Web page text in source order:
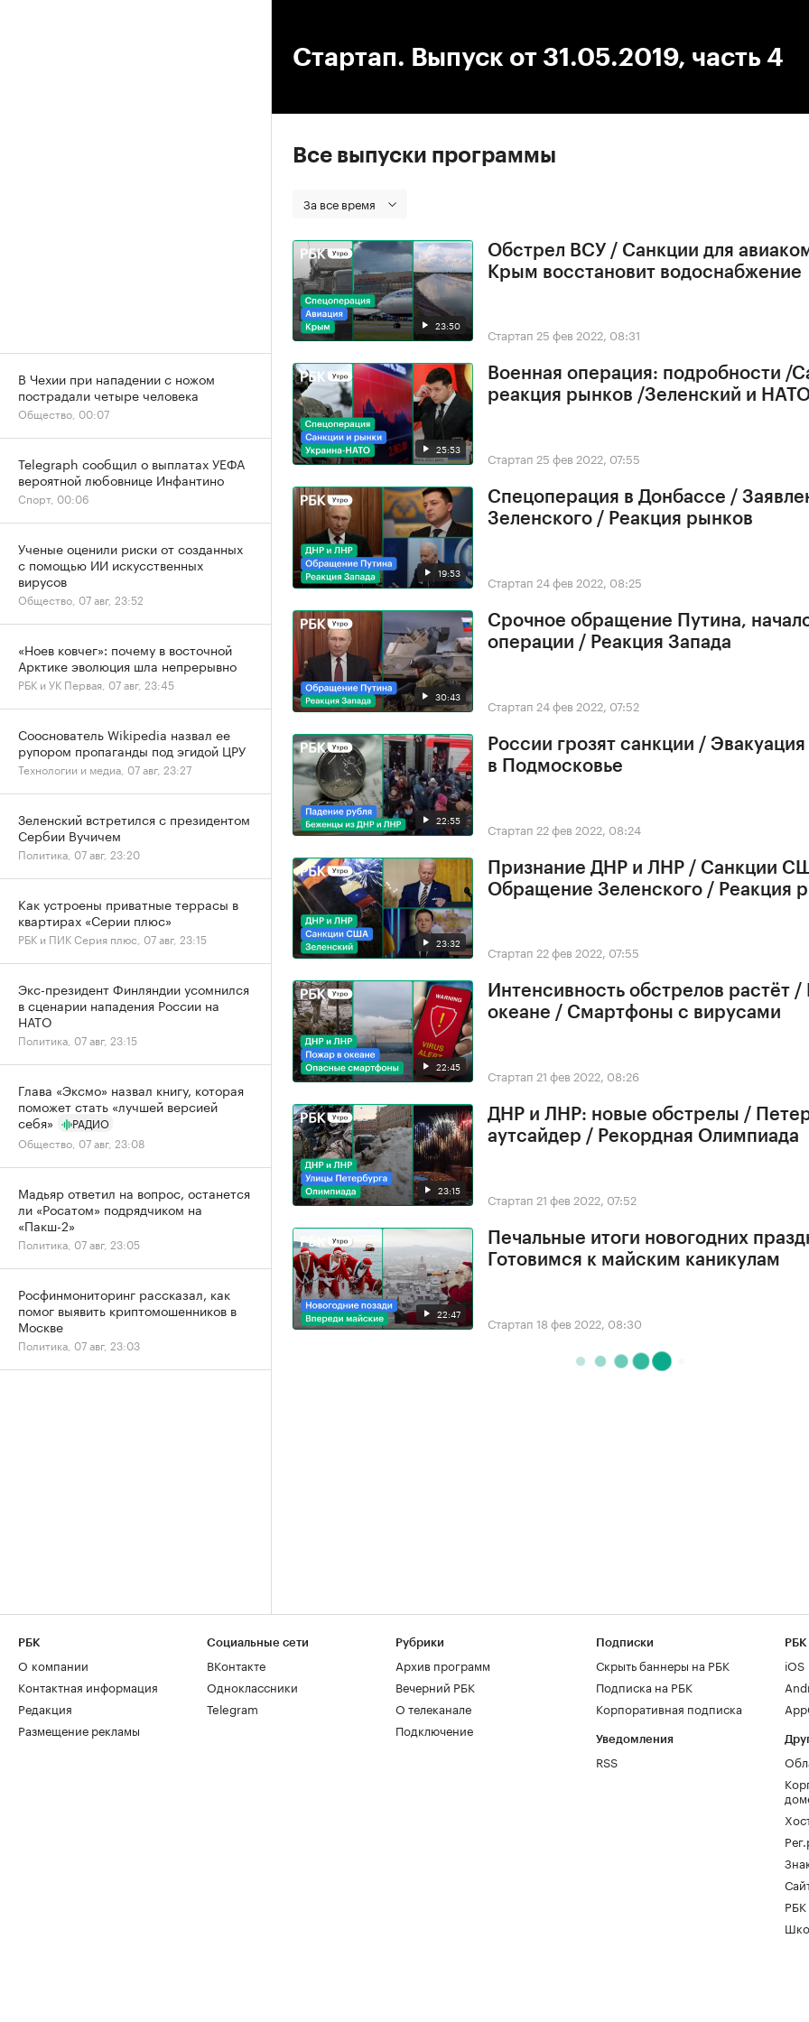
Стартап. Выпуск от 31.05.2019, часть 4
Все выпуски программы
За все время
23:50
Обстрел ВСУ / Санкции для
Крым восстановит водоснабжение
Стартап 25 фев 2022, 08:31
25:53
Военная операция: подробности /
реакция рынков /Зеленский и
Стартап 25 фев 2022, 07:55
19:53
Спецоперация в Донбассе /
Зеленского / Реакция рынков
Стартап 24 фев 2022, 08:25
30:43
Срочное обращение Путина,
операции / Реакция Запада
Стартап 24 фев 2022, 07:52
22:55
России грозят санкции /
в Подмосковье
Стартап 22 фев 2022, 08:24
23:32
Признание ДНР и ЛНР / Санкции
Обращение Зеленского / Реакция
Стартап 22 фев 2022, 07:55
22:45
Интенсивность обстрелов растёт
океане / Смартфоны с вирусами
Стартап 21 фев 2022, 08:26
23:15
ДНР и ЛНР: новые обстрелы /
аутсайдер / Рекордная Олимпиада
Стартап 21 фев 2022, 07:52
22:47
Печальные итоги новогодних
Готовимся к майским каникулам
Стартап 18 фев 2022, 08:30
В Чехии при нападении с ножом
пострадали четыре человека
Общество, 00:07
Telegraph сообщил о выплатах УЕФА
вероятной любовнице Инфантино
Спорт, 00:06
Ученые оценили риски от созданных
с помощью ИИ искусственных
вирусов
Общество, 07 авг, 23:52
«Ноев ковчег»: почему в восточной
Арктике эволюция шла непрерывно
РБК и УК Первая, 07 авг, 23:45
Сооснователь Wikipedia назвал ее
рупором пропаганды под эгидой ЦРУ
Технологии и медиа, 07 авг, 23:27
Зеленский встретился с президентом
Сербии Вучичем
Политика, 07 авг, 23:20
Как устроены приватные террасы в
квартирах «Серии плюс»
РБК и ПИК Серия плюс, 07 авг, 23:15
Экс-президент Финляндии усомнился
в сценарии нападения России на
НАТО
Политика, 07 авг, 23:15
Глава «Эксмо» назвал книгу, которая
поможет стать «лучшей версией
себя»
РАДИО
Общество, 07 авг, 23:08
Мадьяр ответил на вопрос, останется
ли «Росатом» подрядчиком на
«Пакш-2»
Политика, 07 авг, 23:05
Росфинмониторинг рассказал, как
помог выявить криптомошенников в
Москве
Политика, 07 авг, 23:03
РБК
О компании
Контактная информация
Редакция
Размещение рекламы
Социальные сети
ВКонтакте
Одноклассники
Telegram
Рубрики
Архив программ
Вечерний РБК
О телеканале
Подключение
Подписки
Скрыть баннеры на РБК
Подписка на РБК
Корпоративная подписка
Уведомления
RSS
РБК
iOS